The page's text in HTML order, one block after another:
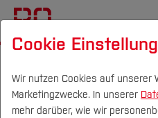
International
Cookie
Wir nutzen Cookies auf unserer
Marketingzwecke. In unserer
mehr darüber, wie wir